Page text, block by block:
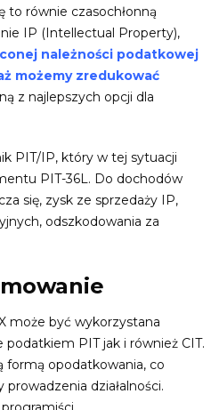
to równie czasochłonną
IP (Intellectual Property),
należności podatkowej
możemy zredukować
z najlepszych opcji dla
PIT/IP, który w tej sytuacji
PIT-36L. Do dochodów
się, zysk ze sprzedaży IP,
odszkodowania za
może być wykorzystana
PIT jak i również CIT.
formą opodatkowania, co
działalności.